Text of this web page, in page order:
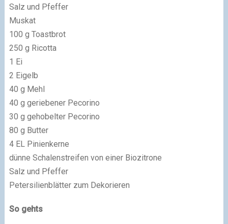
Salz und Pfeffer
Muskat
100 g Toastbrot
250 g Ricotta
1 Ei
2 Eigelb
40 g Mehl
40 g geriebener Pecorino
30 g gehobelter Pecorino
80 g Butter
4 EL Pinienkerne
dünne Schalenstreifen von einer Biozitrone
Salz und Pfeffer
Petersilienblätter zum Dekorieren
So gehts